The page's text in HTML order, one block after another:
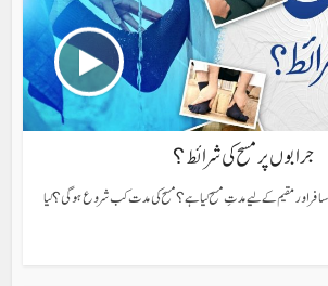
جرابوں پر مسح کی شرائط؟
اور مقیم کے لیے مدتِ مسح کیا ہے؟ مسح کی مدت کب شروع ہوگی؟ کیا